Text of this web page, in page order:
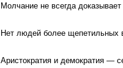
Молчание не всегда доказывает
Нет людей более щепетильных
Аристократия и демократия —